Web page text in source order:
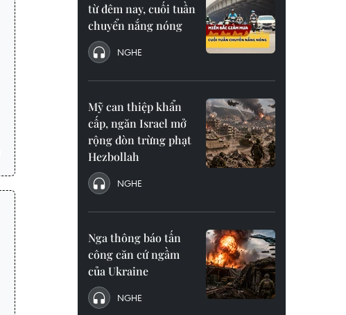
từ đêm nay, cuối tuần
chuyển nắng nóng
NGHE
Mỹ can thiệp khẩn
cấp, ngăn Israel mở
rộng đòn trừng phạt
Hezbollah
NGHE
Nga thông báo tấn
công căn cứ ngầm
của Ukraine
NGHE